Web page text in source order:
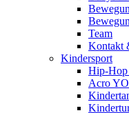
Team
Kontakt
Kindersport
Hip-
Acro